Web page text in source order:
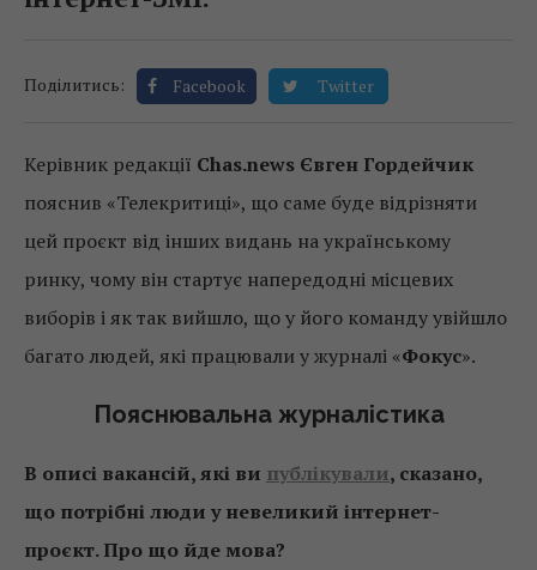
Поділитись: Facebook Twitter
Керівник редакції Chas.news Євген Гордейчик
пояснив «Телекритиці», що саме буде відрізняти
цей проєкт від інших видань на українському
ринку, чому він стартує напередодні місцевих
виборів і як так вийшло, що у його команду увійшло
багато людей, які працювали у журналі «Фокус».
Пояснювальна журналістика
В описі вакансій, які ви публікували, сказано,
що потрібні люди у невеликий інтернет-
проєкт. Про що йде мова?